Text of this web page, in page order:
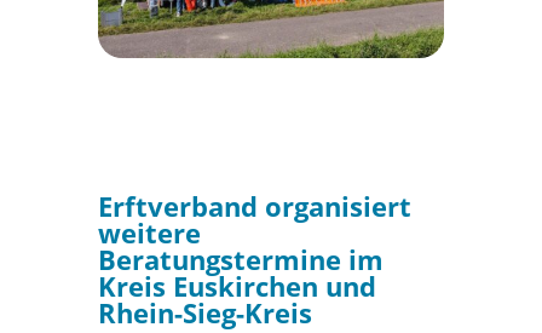
Erftverband organisiert
weitere
Beratungstermine im
Kreis Euskirchen und
Rhein-Sieg-Kreis